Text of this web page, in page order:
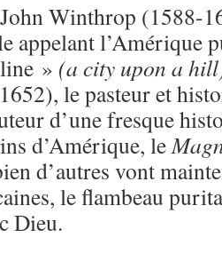
Winthrop (1588-
appelant l’Amérique
» (a city upon a
le pasteur et
d’une fresque
d’Amérique, le
d’autres vont
le flambeau
Dieu.